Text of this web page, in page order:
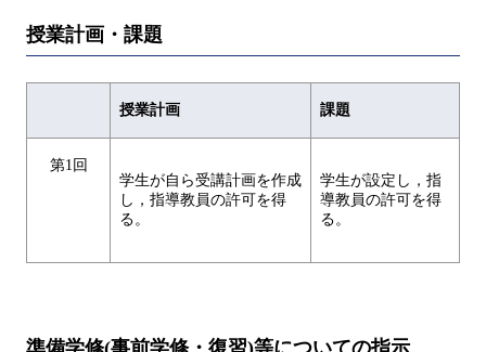
授業計画・課題
授業計画 課題
第1回
学生が自ら受講計画を作成
し，指導教員の許可を得
る。
学生が設定し，指
導教員の許可を得
る。
準備学修(事前学修・復習)等についての指示